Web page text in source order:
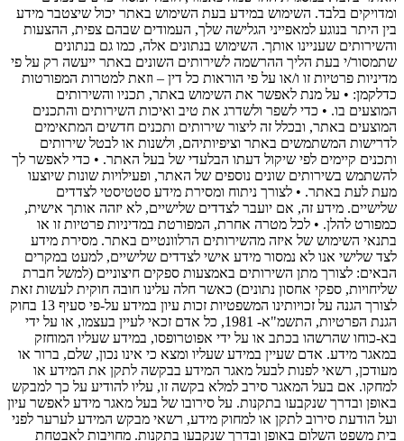
ומדויקים בלבד. השימוש במידע בעת השימוש באתר יכול שיצטבר מידע
בין היתר בנוגע למאפייני הגלישה שלך, העמודים שבהם צפית, ההצעות
והשירותים שעניינו אותך. השימוש בנתונים אלה, כמו גם בנתונים
שתמסור/י בעת הליך ההרשמה לשירותים השונים באתר ייעשה רק על פי
מדיניות פרטיות זו ו/או על פי הוראות כל דין – וזאת למטרות המפורטות
כדלקמן: • על מנת לאפשר את השימוש באתר, תכניו והשירותים
המוצעים בו. • כדי לשפר ולשדרג את טיב ואיכות השירותים והתכנים
המוצעים באתר, ובכלל זה ליצור שירותים ותכנים חדשים המתאימים
לדרישות המשתמשים באתר וציפיותיהם, ולשנות או לבטל שירותים
ותכנים קיימים לפי שיקול דעתו הבלעדי של בעל האתר. • כדי לאפשר לך
להשתמש בשירותים שונים נוספים של האתר, ופעילויות שונות שיוצעו
מעת לעת באתר. • לצורך ניתוח ומסירת מידע סטטיסטי לצדדים
שלישיים. מידע זה, אם יועבר לצדדים שלישיים, לא יזהה אותך אישית,
כמפורט להלן. • לכל מטרה אחרת, המפורטת במדיניות פרטיות זו או
בתנאי השימוש של איזה מהשירותים הרלוונטיים באתר. מסירת מידע
לצד שלישי אנו לא נמסור מידע אישי לצדדים שלישיים, למעט במקרים
הבאים: לצורך מתן השירותים באמצעות ספקים חיצוניים (למשל חברת
שליחויות, ספקי אחסון נתונים) כאשר חלה עלינו חובה חוקית לעשות זאת
לצורך הגנה על זכויותינו המשפטיות זכות עיון במידע על-פי סעיף 13 בחוק
הגנת הפרטיות, התשמ"א- 1981, כל אדם זכאי לעיין בעצמו, או על ידי
בא-כוחו שהרשהו בכתב או על ידי אפוטרופסו, במידע שעליו המוחזק
במאגר מידע. אדם שעיין במידע שעליו ומצא כי אינו נכון, שלם, ברור או
מעודכן, רשאי לפנות לבעל מאגר המידע בבקשה לתקן את המידע או
למחקו. אם בעל המאגר סירב למלא בקשה זו, עליו להודיע על כך למבקש
באופן ובדרך שנקבעו בתקנות. על סירובו של בעל מאגר מידע לאפשר עיון
ועל הודעת סירוב לתקן או למחוק מידע, רשאי מבקש המידע לערער לפני
בית משפט השלום באופן ובדרך שנקבעו בתקנות. מחויבות לאבטחת